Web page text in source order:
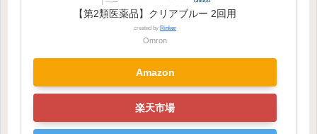
【第2類医薬品】クリアブルー 2回用
created by Rinker
Omron
Amazon
楽天市場